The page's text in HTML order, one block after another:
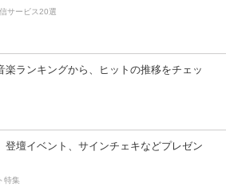
サービス20選
楽ランキングから、ヒットの推移をチェッ
登壇イベント、サインチェキなどプレゼン
特集